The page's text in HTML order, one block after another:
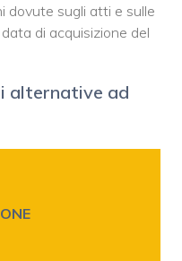
dovute sugli atti e sulle
di acquisizione del
alternative ad